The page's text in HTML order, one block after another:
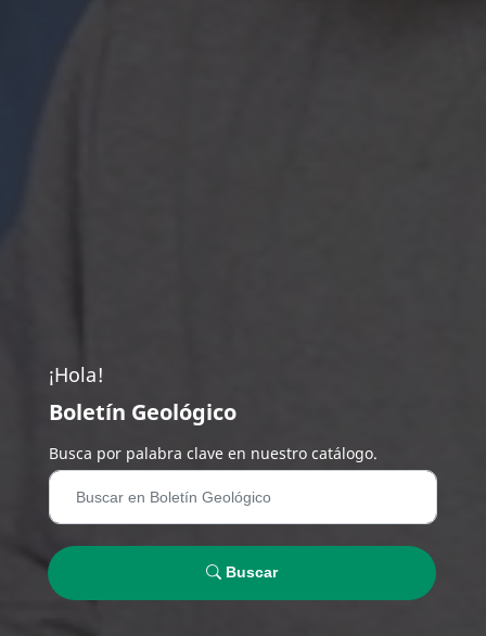
¡Hola!
Boletín Geológico
Busca por palabra clave en nuestro catálogo.
Buscar